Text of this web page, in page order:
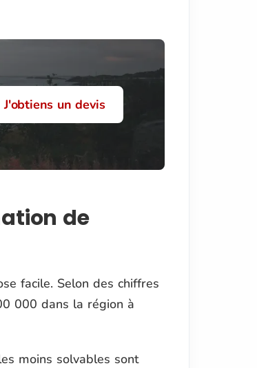
J'obtiens un devis
de
facile. Selon des chiffres
000 dans la région à
moins solvables sont